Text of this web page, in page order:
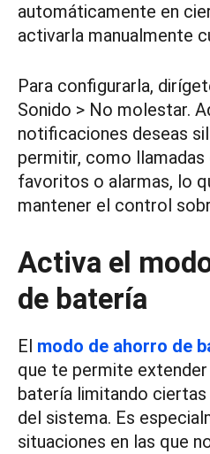
automáticamente en
activarla manualmente
Para configurarla,
Sonido > No molestar.
notificaciones deseas
permitir, como
favoritos o alarmas, lo
mantener el control
Activa el
de batería
El modo de ahorro de
que te permite
batería limitando
del sistema. Es
situaciones en las que